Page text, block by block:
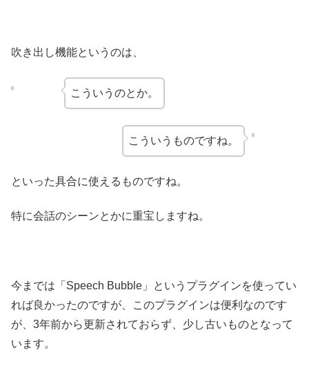
吹き出し機能というのは、
こういうのとか。
こういうものですね。
といった具合に使えるものですね。
特に会話のシーンとかに重宝しますね。
今までは「Speech Bubble」というプラグインを使ってい
れば良かったのですが、このプラグインは便利なのです
が、3年前から更新されておらず、少し古いものとなって
います。